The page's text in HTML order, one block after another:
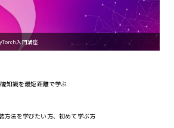
入門講座
知識を最短距離で学ぶ
方法を学びたい方、初めて学ぶ方